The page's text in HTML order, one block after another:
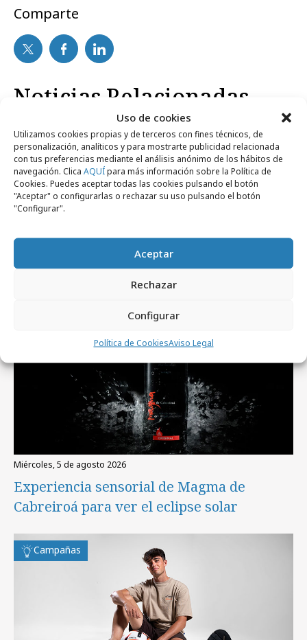
Uso de cookies
Utilizamos cookies propias y de terceros con fines técnicos, de
personalización, analíticos y para mostrarte publicidad relacionada
con tus preferencias mediante el análisis anónimo de los hábitos de
navegación. Clica AQUÍpara más información sobre la Política de
Cookies. Puedes aceptar todas las cookies pulsando el botón
"Aceptar" o configurarlas o rechazar su uso pulsando el botón
"Configurar".
Aceptar
Rechazar
Configurar
Política de CookiesAviso Legal
Comparte
Noticias Relacionadas
No se han encontrado noticias relacionadas.
Artículos recientes
miércoles, 5 de agosto 2026
Experiencia sensorial de Magma de
Cabreiroá para ver el eclipse solar
Campañas